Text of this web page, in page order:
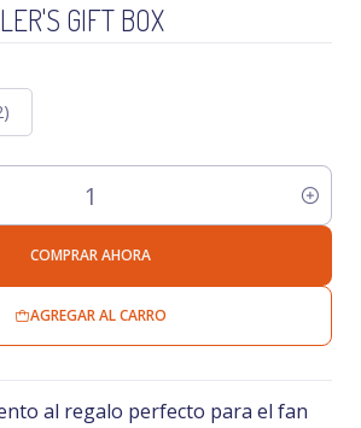
GIFT BOX
AGREGAR AL CARRO
COMPRAR AHORA
al regalo perfecto para el fan